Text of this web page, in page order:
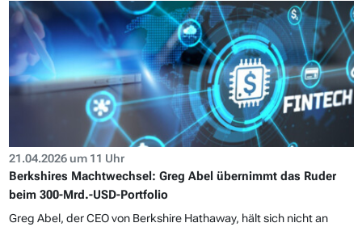
21.04.2026 um 11 Uhr
Berkshires Machtwechsel: Greg Abel übernimmt das Ruder
beim 300-Mrd.-USD-Portfolio
Greg Abel, der CEO von Berkshire Hathaway, hält sich nicht an